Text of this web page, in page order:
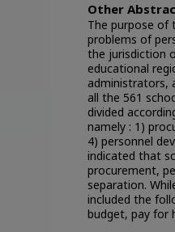
Other
The purpose of
problems of
the jurisdiction
educational
administrators,
all the 561
divided
namely : 1)
4) personnel
indicated that
procurement,
separation.
included the
budget, pay for